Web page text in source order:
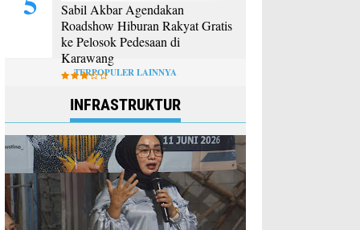
Sabil Akbar Agendakan
Roadshow Hiburan Rakyat Gratis
ke Pelosok Pedesaan di
Karawang
TERPOPULER LAINNYA
INFRASTRUKTUR